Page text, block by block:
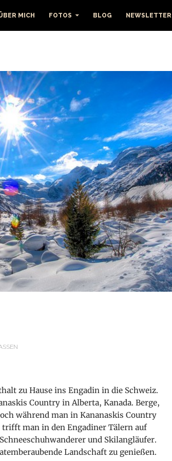
MICH FOTOS BLOG NEWSLETTER
zu Hause ins Engadin in die Schweiz.
Country in Alberta, Kanada. Berge,
während man in Kananaskis Country
man in den Engadiner Tälern auf
und Skilangläufer.
Landschaft zu genießen.